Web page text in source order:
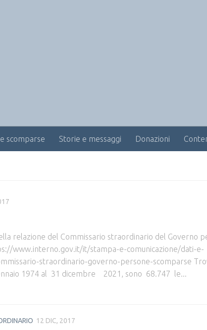
scomparse Storie e messaggi Donazioni
relazione del Commissario straordinario del Governo
www.interno.gov.it/it/stampa-e-comunicazione/dati-e-
straordinario-governo-persone-scomparse
1974 al 31 dicembre 2021, sono 68.747 le...
12 DIC, 2017